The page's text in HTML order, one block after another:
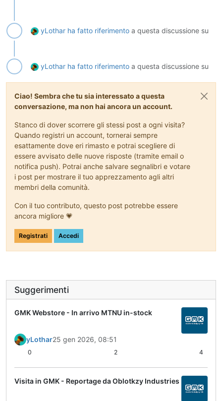
yLothar ha fatto riferimento a questa discussione su
yLothar ha fatto riferimento a questa discussione su
Ciao! Sembra che tu sia interessato a questa
conversazione, ma non hai ancora un account.
Stanco di dover scorrere gli stessi post a ogni visita?
Quando registri un account, tornerai sempre
esattamente dove eri rimasto e potrai scegliere di
essere avvisato delle nuove risposte (tramite email o
notifica push). Potrai anche salvare segnalibri e votare
i post per mostrare il tuo apprezzamento agli altri
membri della comunità.
Con il tuo contributo, questo post potrebbe essere
ancora migliore 💗
Registrati Accedi
Suggerimenti
GMK Webstore - In arrivo MTNU in-stock
yLothar25 gen 2026, 08:51
0 2 4
Visita in GMK - Reportage da Oblotkzy Industries